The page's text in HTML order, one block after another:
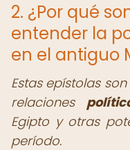
2. ¿Por qué
entender la
en el antiguo
Estas epístolas
relaciones
Egipto y otras
período.